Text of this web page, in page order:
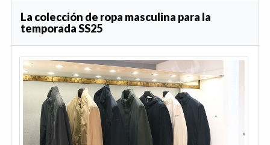
La colección de ropa masculina para la
temporada SS25